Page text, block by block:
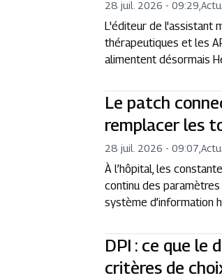
28 juil. 2026 - 09:29 ,
L'éditeur de l'assistant
thérapeutiques et les
alimentent désormais
Le patch
remplacer les
28 juil. 2026 - 09:07 ,
À l’hôpital, les
continu des
système d’information
DPI : ce que le
critères de